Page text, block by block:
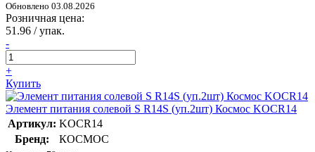
Обновлено 03.08.2026
Розничная цена:
51.96 / упак.
-
+
Купить
Элемент питания солевой S R14S (уп.2шт) Космос KOCR14
Артикул: KOCR14
Бренд:
КОСМОС